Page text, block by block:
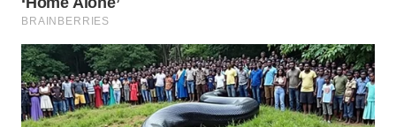
BOROBUDUR
WN
MADURA
WN